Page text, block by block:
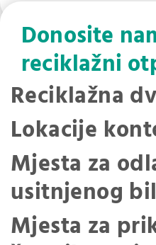
Donosite
reciklažni
Reciklažna
Lokacije
Mjesta za
usitnjenog
Mjesta za